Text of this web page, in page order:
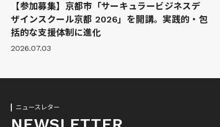
【参加募集】京都市「サーキュラービジネスデ
ザインスクール京都 2026」を開講。実践的・包
括的な支援体制に進化
2026.07.03
ニュースレター